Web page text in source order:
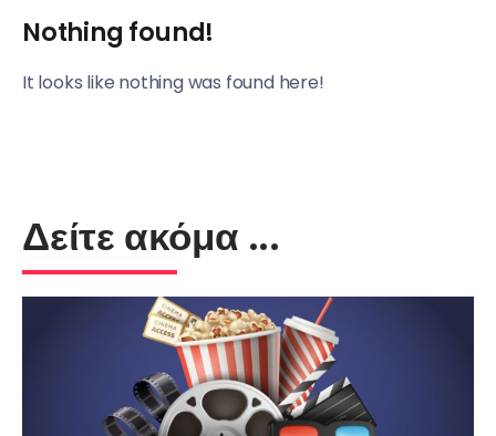
Nothing found!
It looks like nothing was found here!
Δείτε ακόμα ...